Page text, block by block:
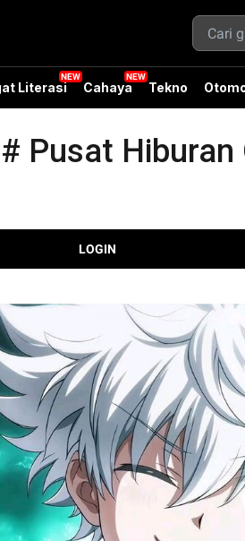
Literasi Cahaya Tekno
# Pusat
LOGIN